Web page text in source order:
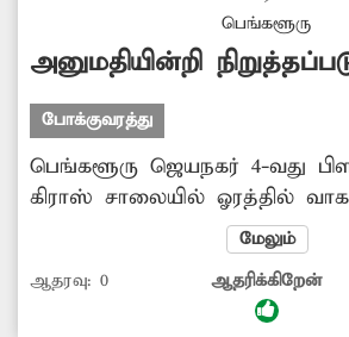
பெங்களூரு
அனுமதியின்றி
வாகனங்கள்
போக்குவரத்து
பெங்களூரு ஜெயநகர் 4-வது
கிராஸ் சாலையில் ஓரத்தில்
நிறுத்துவதற்கு அனுமதி
அதுதொடர்பான பதாகை ஒன்று
வைக்கப்பட்டுள்ளது. ஆனால்
இடத்தில் தங்கள் வாகனங்களை
மேலும்
ஆதரவு: 0 ஆதரிக்கிறேன்